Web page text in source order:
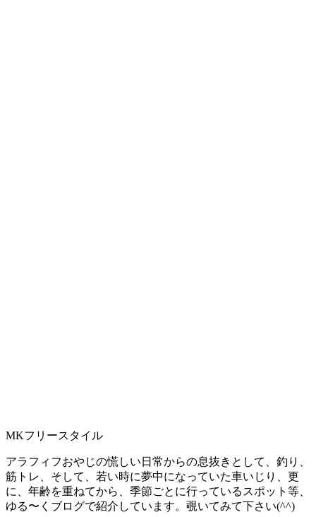
MKフリースタイル
アラフィフおやじの慌しい日常からの息抜きとして、釣り、
筋トレ、そして、若い時に夢中になっていた車いじり、更
に、年齢を重ねてから、季節ごとに行っているスポット等、
ゆる〜くブログで紹介しています。覗いてみて下さい(^^)